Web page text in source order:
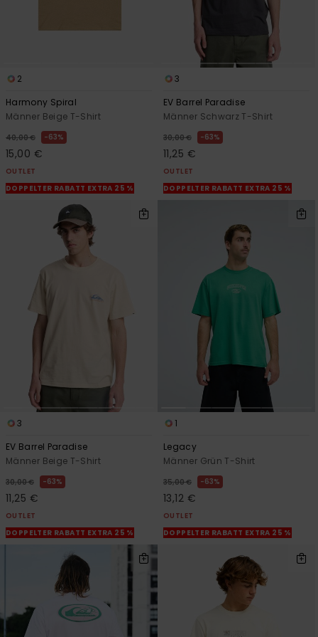
2
Harmony Spiral
Männer Beige T-Shirt
40,00 € 63%
15,00 €
OUTLET
DOPPELTER RABATT EXTRA 25 %
3
EV Barrel Paradise
Männer Schwarz T-Shirt
30,00 € 63%
11,25 €
OUTLET
DOPPELTER RABATT EXTRA 25 %
3
EV Barrel Paradise
Männer Beige T-Shirt
30,00 € 63%
11,25 €
OUTLET
DOPPELTER RABATT EXTRA 25 %
1
Legacy
Männer Grün T-Shirt
35,00 € 63%
13,12 €
OUTLET
DOPPELTER RABATT EXTRA 25 %